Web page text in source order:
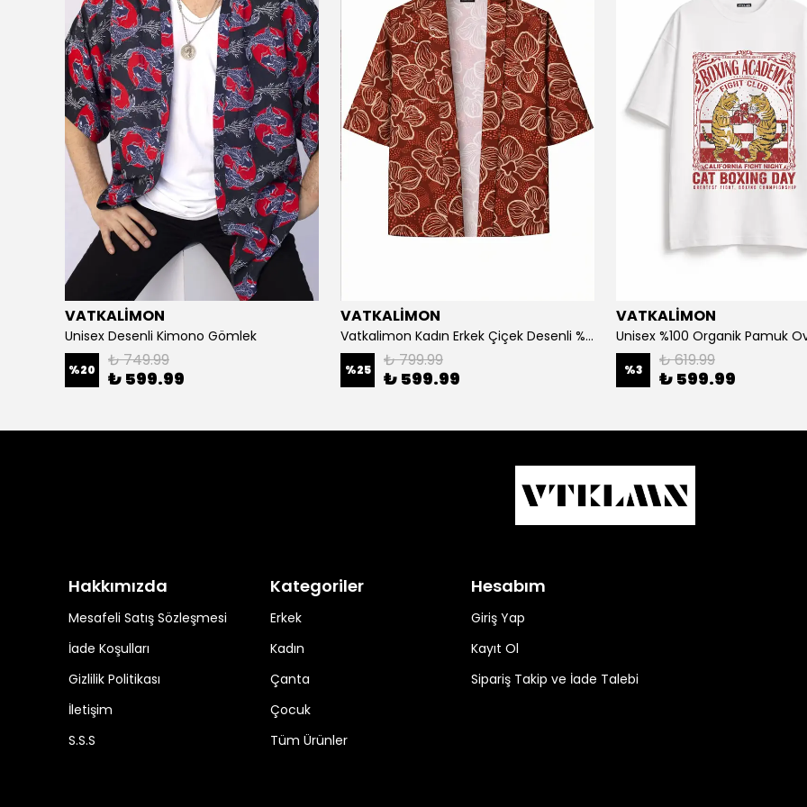
VATKALİMON
Unisex Desenli Kimono Gömlek
%20 ₺ 749.99
₺ 599.99
VATKALİMON
Vatkalimon Kadın Erkek Çiçek Desenli %100 Pamuk Viskon Kimono
%25 ₺ 799.99
₺ 599.99
VATKALİMON
%3 ₺ 619.99
₺ 599.99
Hakkımızda
Mesafeli Satış Sözleşmesi
İade Koşulları
Gizlilik Politikası
İletişim
S.S.S
Kategoriler
Erkek
Kadın
Çanta
Çocuk
Tüm Ürünler
Hesabım
Giriş Yap
Kayıt Ol
Sipariş Takip ve İade Talebi